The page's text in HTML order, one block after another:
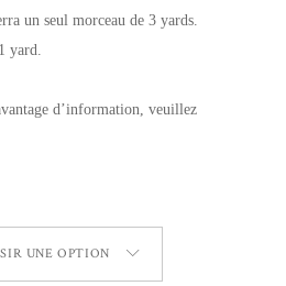
un seul morceau de 3 yards.
yard.
d’information, veuillez
UNE OPTION